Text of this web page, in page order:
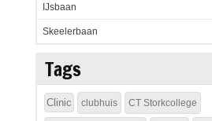
IJsbaan
Skeelerbaan
Tags
Clinic clubhuis CT Storkcollege